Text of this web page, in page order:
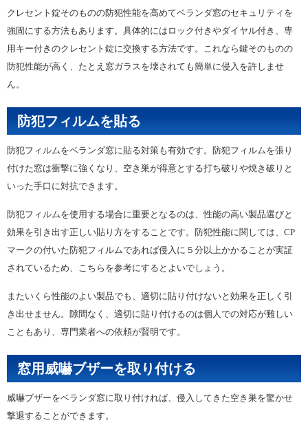
クレセント錠そのものの防犯性能を高めてベランダ窓のセキュリティを
強固にする方法もあります。具体的にはロック付きやダイヤル付き、専
用キー付きのクレセント錠に交換する方法です。これなら鍵そのものの
防犯性能が高く、たとえ窓ガラスを壊されても簡単に侵入を許しませ
ん。
防犯フィルムを貼る
防犯フィルムをベランダ窓に貼る対策も有効です。防犯フィルムを張り
付けた窓は衝撃に強くなり、空き巣が得意とする打ち破りや焼き破りと
いった手口に対抗できます。
防犯フィルムを使用する場合に重要となるのは、性能の高い製品選びと
効果を引き出す正しい貼り方をすることです。防犯性能に関しては、CP
マークの付いた防犯フィルムであれば侵入に５分以上かかることが実証
されているため、こちらを参考にするとよいでしょう。
またいくら性能のよい製品でも、適切に貼り付けないと効果を正しく引
き出せません。隙間なく、適切に貼り付けるのは個人での対応が難しい
こともあり、専門業者への依頼が賢明です。
窓用威嚇ブザーを取り付ける
威嚇ブザーをベランダ窓に取り付ければ、侵入してきた空き巣を驚かせ
撃退することができます。